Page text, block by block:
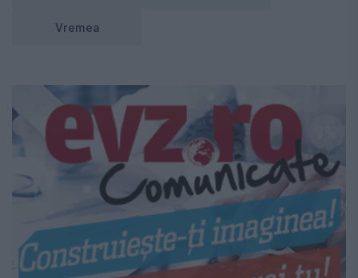
Vremea